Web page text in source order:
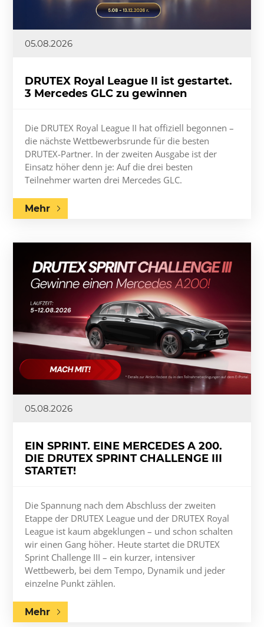
05.08.2026
DRUTEX Royal League II ist gestartet.
3 Mercedes GLC zu gewinnen
Die DRUTEX Royal League II hat offiziell begonnen –
die nächste Wettbewerbsrunde für die besten
DRUTEX-Partner. In der zweiten Ausgabe ist der
Einsatz höher denn je: Auf die drei besten
Teilnehmer warten drei Mercedes GLC.
Mehr
05.08.2026
EIN SPRINT. EINE MERCEDES A 200.
DIE DRUTEX SPRINT CHALLENGE III
STARTET!
Die Spannung nach dem Abschluss der zweiten
Etappe der DRUTEX League und der DRUTEX Royal
League ist kaum abgeklungen – und schon schalten
wir einen Gang höher. Heute startet die DRUTEX
Sprint Challenge III – ein kurzer, intensiver
Wettbewerb, bei dem Tempo, Dynamik und jeder
einzelne Punkt zählen.
Mehr